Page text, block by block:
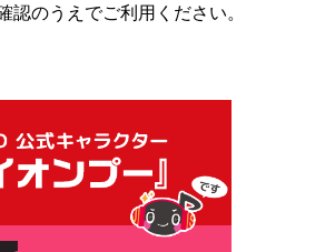
認のうえでご利用ください。